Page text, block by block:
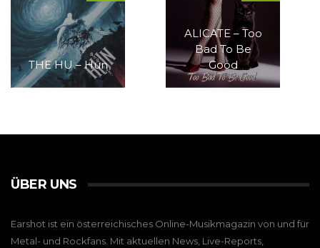
THE HU – Hun
ALICATE – Too
Bad To Be
Good
ÜBER UNS
Earshot ist ein österreichisches Online-Musikmagazin von und für
Metal- und Rockfans. Mit aktuellen News, Live-Reports,